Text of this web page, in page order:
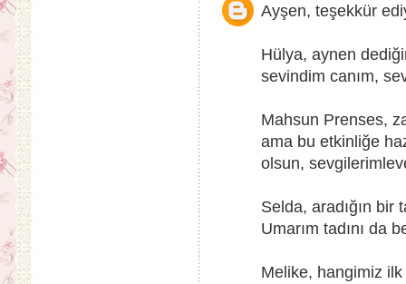
Ayşen, teşekkür
Hülya, aynen
sevindim canım,
Mahsun Prenses,
ama bu etkinliğe
olsun,
Selda, aradığın bir
Umarım tadını da
Melike, hangimiz